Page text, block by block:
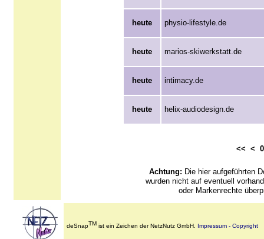
heute physio-lifestyle.de
heute marios-skiwerkstatt.de
heute intimacy.de
heute helix-audiodesign.de
<< <
Achtung: Die hier aufgeführten
wurden nicht auf eventuell
oder Markenrechte
deSnapTM ist ein Zeichen der NetzNutz GmbH. Impressum - Copyright